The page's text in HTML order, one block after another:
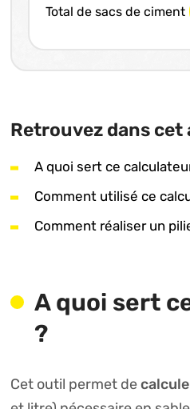
Total de sacs de ciment
Retrouvez dans cet
A quoi sert ce
Comment utilisé ce
Comment réaliser un
A quoi sert
?
Cet outil permet de